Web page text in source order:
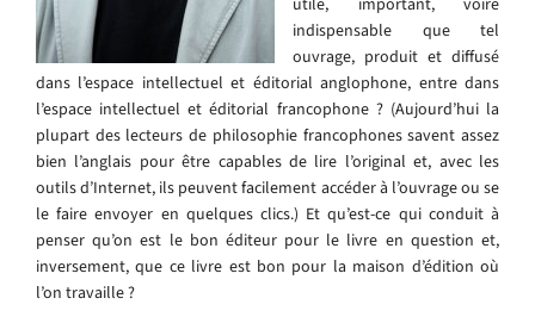
indispensable que tel
ouvrage, produit et diffusé
dans l’espace intellectuel et éditorial anglophone, entre dans
l’espace intellectuel et éditorial francophone ? (Aujourd’hui la
plupart des lecteurs de philosophie francophones savent assez
bien l’anglais pour être capables de lire l’original et, avec les
outils d’Internet, ils peuvent facilement accéder à l’ouvrage ou se
le faire envoyer en quelques clics.) Et qu’est-ce qui conduit à
penser qu’on est le bon éditeur pour le livre en question et,
inversement, que ce livre est bon pour la maison d’édition où
l’on travaille ?